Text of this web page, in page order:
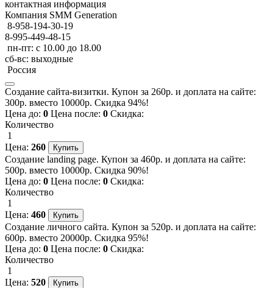
контактная информация
Компания SMM Generation
8-958-194-30-19
8-995-449-48-15
пн-пт: с 10.00 до 18.00
сб-вс: выходные
Россия
Создание сайта-визитки. Купон за 260р. и доплата на сайте:
300р. вместо 10000р. Скидка 94%!
Цена до: 0 Цена после: 0 Скидка:
Количество
1
Цена: 260
Создание landing page. Купон за 460р. и доплата на сайте:
500р. вместо 10000р. Скидка 90%!
Цена до: 0 Цена после: 0 Скидка:
Количество
1
Цена: 460
Создание личного сайта. Купон за 520р. и доплата на сайте:
600р. вместо 20000р. Скидка 95%!
Цена до: 0 Цена после: 0 Скидка:
Количество
1
Цена: 520